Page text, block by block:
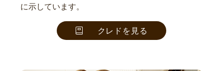
に示しています。
クレドを見る